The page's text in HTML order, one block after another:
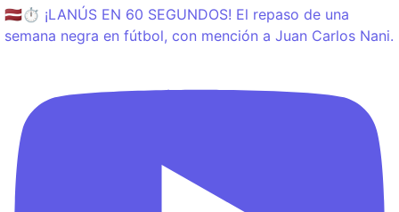
🇱🇻⏱️ ¡LANÚS EN 60 SEGUNDOS! El repaso de una
semana negra en fútbol, con mención a Juan Carlos Nani.